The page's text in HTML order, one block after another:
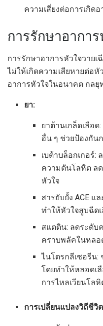
ความเสี่ยงต่อการเกิด
การรักษาอากา
การรักษาอาการหัวใจวาย
ไม่ให้เกิดความเสียหายต่อหั
อาการหัวใจในอนาคต กลยุ
ยา:
ยาต้านเกล็ดเลือ
อื่น ๆ ช่วยป้องกัน
เบต้าบล็อกเกอร์:
ความดันโลหิต ล
หัวใจ
สารยับยั้ง ACE แ
ทำให้หัวใจสูบฉีด
สแตติน: ลดระดับ
คราบพลัคในหลอ
ไนโตรกลีเซอรีน:
โดยทำให้หลอดเ
การไหลเวียนโลหิ
การเปลี่ยนแปลงวิถีชีวิต